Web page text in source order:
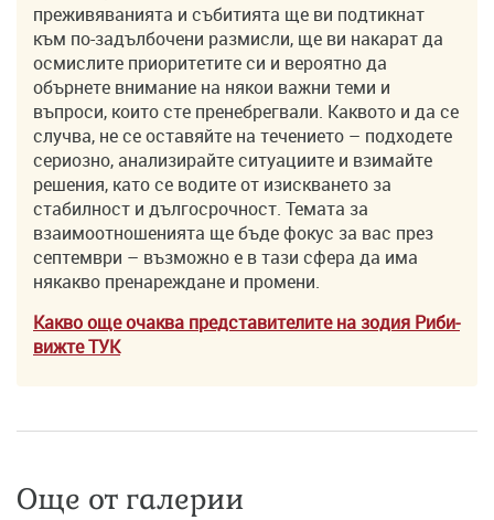
преживяванията и събитията ще ви подтикнат
към по-задълбочени размисли, ще ви накарат да
осмислите приоритетите си и вероятно да
обърнете внимание на някои важни теми и
въпроси, които сте пренебрегвали. Каквото и да се
случва, не се оставяйте на течението – подходете
сериозно, анализирайте ситуациите и взимайте
решения, като се водите от изискването за
стабилност и дългосрочност. Темата за
взаимоотношенията ще бъде фокус за вас през
септември – възможно е в тази сфера да има
някакво пренареждане и промени.
Какво още очаква представителите на зодия Риби-
вижте ТУK
Още от галерии